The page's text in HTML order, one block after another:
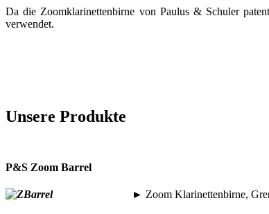
Da die Zoomklarinettenbirne von Paulus & Schuler
verwendet.
Unsere Produkte
P&S Zoom Barrel
► Zoom Klarinettenbirne,